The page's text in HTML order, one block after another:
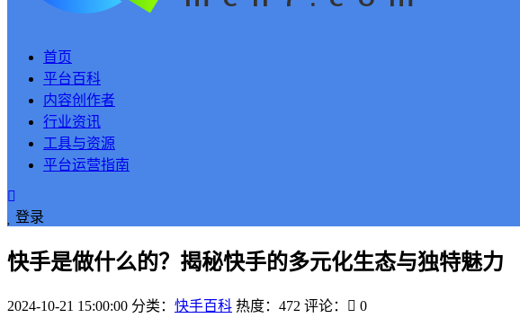
首页
平台百科
内容创作者
行业资讯
工具与资源
平台运营指南
登录
快手是做什么的？揭秘快手的多元化生态与独特魅力
2024-10-21 15:00:00 分类： 快手百科 热度：472 评论： 0